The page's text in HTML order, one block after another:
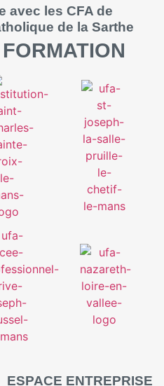
avec les CFA de
de la Sarthe
ESPACE ENTREPRISE